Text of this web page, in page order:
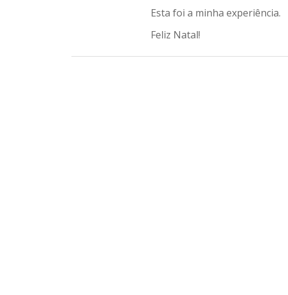
Esta foi a minha experiência.
Feliz Natal!